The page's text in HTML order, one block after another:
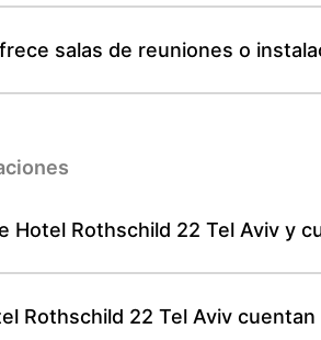
salas de reuniones o
Hotel Rothschild 22 Tel Aviv y
Rothschild 22 Tel Aviv